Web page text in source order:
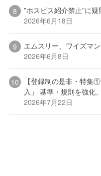
”ホスピス紹介禁止”に
2026年6月18日
エムスリー、ワイズマ
2026年6月8日
【登録制の是非・特集
入」 基準・規則を強化
2026年7月22日